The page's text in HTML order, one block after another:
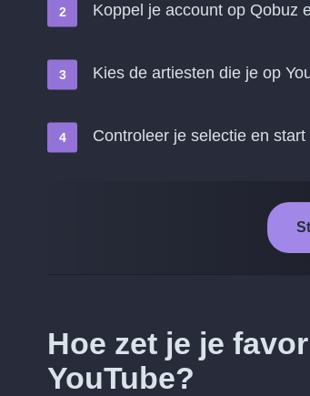
Koppel je account op Qobuz
Kies de artiesten die je op
Controleer je selectie en
Hoe zet je je
YouTube?